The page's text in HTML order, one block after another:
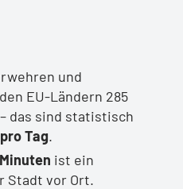
und
EU-Ländern 285
das sind statistisch
Tag.
ist ein
Stadt vor Ort.